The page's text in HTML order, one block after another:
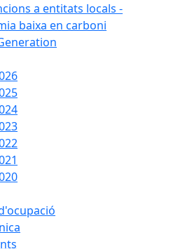
a entitats locals -
baixa en carboni